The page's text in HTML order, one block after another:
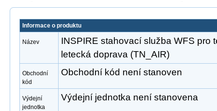
Informace o produktu
Název
INSPIRE stahovací služba WFS pro
letecká doprava (TN_AIR)
Obchodní
kód
Obchodní kód není stanoven
Výdejní
jednotka
Výdejní jednotka není stanovena